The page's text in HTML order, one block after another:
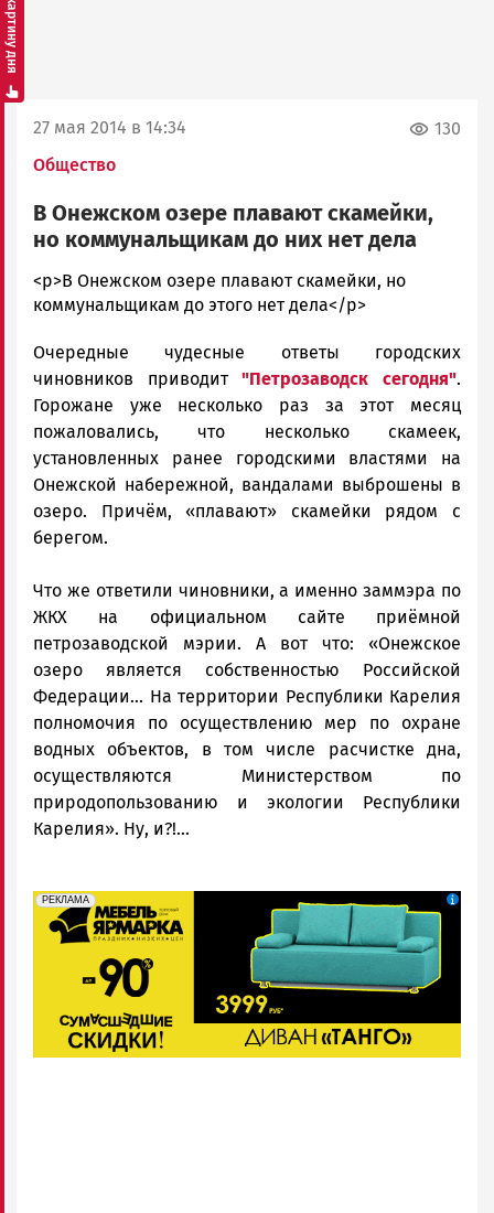
27 мая 2014 в 14:34
Общество
130
В Онежском озере плавают скамейки,
но коммунальщикам до них нет дела
admintimur
Новости
и
Карелии
|
Петрозаводск
ГОВОРИТ
<p>В Онежском озере плавают скамейки, но
коммунальщикам до этого нет дела</p>
Очередные чудесные ответы городских
чиновников приводит"Петрозаводск сегодня".
Горожане уже несколько раз за этот месяц
пожаловались, что несколько скамеек,
установленных ранее городскими властями на
Онежской набережной, вандалами выброшены в
озеро. Причём, «плавают» скамейки рядом с
берегом.
Что же ответили чиновники, а именно заммэра по
ЖКХ на официальном сайте приёмной
петрозаводской мэрии. А вот что: «Онежское
озеро является собственностью Российской
Федерации... На территории Республики Карелия
полномочия по осуществлению мер по охране
водных объектов, в том числе расчистке дна,
осуществляются Министерством по
природопользованию и экологии Республики
Карелия». Ну, и?!...
erid: 2SDnjeFymr3
РЕКЛАМА
Реклама